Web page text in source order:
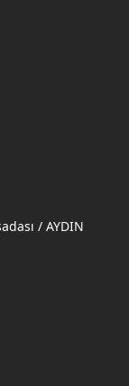
/ AYDIN